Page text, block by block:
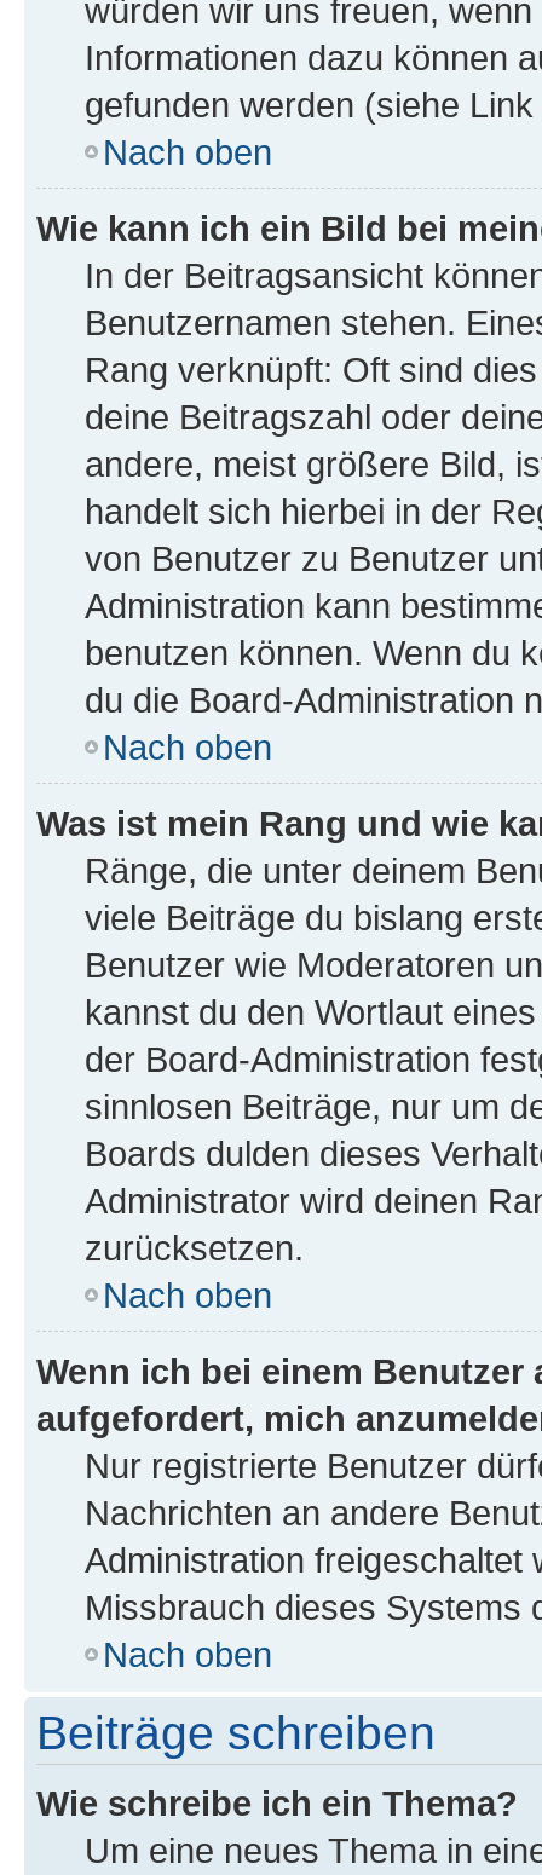
würden wir uns freuen,
Informationen dazu können
gefunden werden (siehe
Nach oben
Wie kann ich ein Bild bei
In der Beitragsansicht
Benutzernamen stehen.
Rang verknüpft: Oft sind
deine Beitragszahl oder
andere, meist größere Bild,
handelt sich hierbei in der
von Benutzer zu Benutzer
Administration kann
benutzen können. Wenn du
du die Board-Administration
Nach oben
Was ist mein Rang und wie
Ränge, die unter deinem
viele Beiträge du bislang
Benutzer wie Moderatoren
kannst du den Wortlaut
der Board-Administration
sinnlosen Beiträge, nur um
Boards dulden dieses
Administrator wird deinen
zurücksetzen.
Nach oben
Wenn ich bei einem
aufgefordert, mich
Nur registrierte Benutzer
Nachrichten an andere
Administration freigeschaltet
Missbrauch dieses Systems
Nach oben
Beiträge schreiben
Wie schreibe ich ein Thema?
Um eine neues Thema in